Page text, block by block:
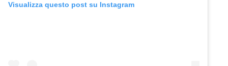
Visualizza questo post su Instagram